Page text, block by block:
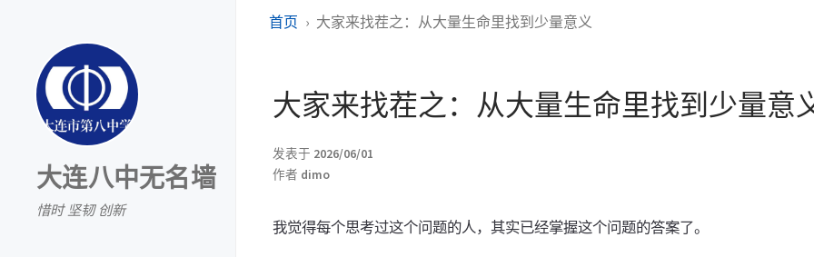
大连八中无名墙
惜时 坚韧 创新
首页 大家来找茬之：从大量生命里找到少量意义
大家来找茬之：从大量生命里找到少量意
发表于 2026/06/01
作者 dimo
我觉得每个思考过这个问题的人，其实已经掌握这个问题的答案了。